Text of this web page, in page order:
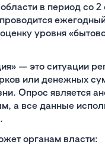
в период со 2
уровня
— это ситуации
или денежных
Опрос является
а все данные
органам власти: